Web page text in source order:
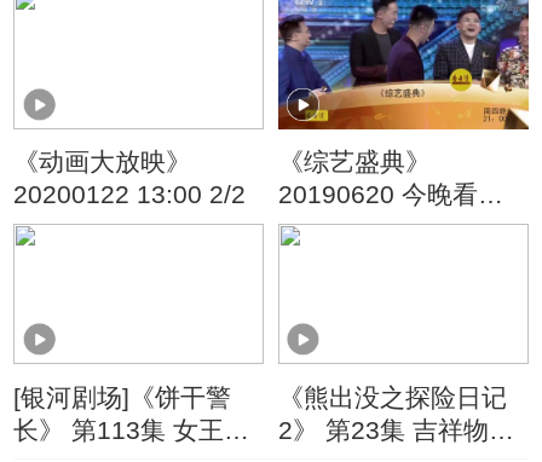
《动画大放映》
20200122 13:00 2/2
《综艺盛典》
20190620 今晚看你
的
[银河剧场]《饼干警
长》 第113集 女王的
《熊出没之探险日记
2》 第23集 吉祥物争